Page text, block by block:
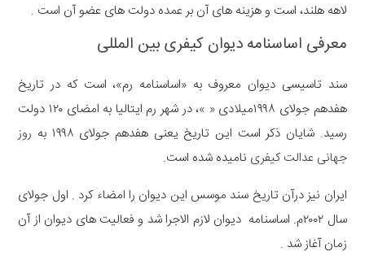
لاهه هلند، است و هزینه های آن بر عمده دولت های عضو آن است .
معرفی اساسنامه دیوان کیفری بین المللی
سند تاسیسی دیوان معروف به «اساسنامه رم»، است که در تاریخ
هفدهم جولای ۱۹۹۸میلادی « »، در شهر رم ایتالیا به امضای ۱۲۰ دولت
رسید. شایان ذکر است این تاریخ یعنی هفدهم جولای ۱۹۹۸ به
روز
جهانی عدالت کیفری نامیده شده است.
ایران نیز درآن تاریخ سند موسس این دیوان را امضاء کرد . اول جولای
سال ۲۰۰۲م. اساسنامه دیوان لازم الاجرا شد و فعالیت های دیوان از آن
زمان آغاز شد .